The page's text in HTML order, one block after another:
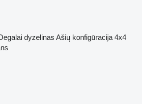
dyzelinas Ašių konfigūracija 4x4